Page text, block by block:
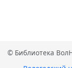
© Библиотека